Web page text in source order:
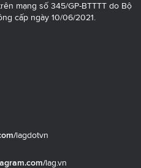
mạng số 345/GP-BTTTT do Bộ
cấp ngày 10/06/2021.
lagdotvn
lag.vn